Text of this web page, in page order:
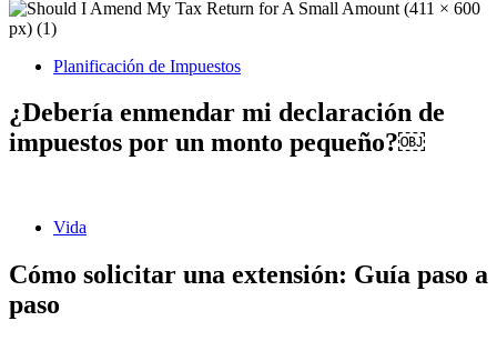
Planificación de Impuestos
¿Debería enmendar mi declaración de
impuestos por un monto pequeño?￼
Vida
Cómo solicitar una extensión: Guía paso a
paso